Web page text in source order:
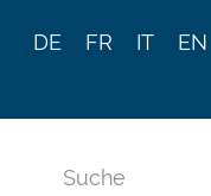
DE FR IT EN